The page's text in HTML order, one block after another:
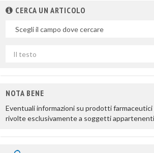
CERCA UN ARTICOLO
campo
per
NOTA BENE
Eventuali informazioni su prodotti
rivolte esclusivamente a soggetti appartenenti